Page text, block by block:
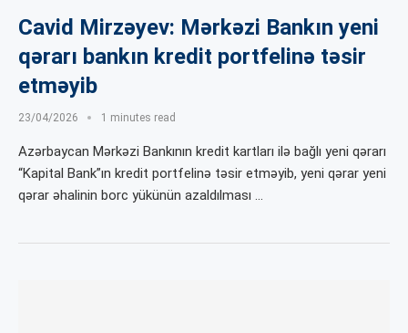
Cavid Mirzəyev: Mərkəzi Bankın yeni
qərarı bankın kredit portfelinə təsir
etməyib
23/04/2026 1 minutes read
Azərbaycan Mərkəzi Bankının kredit kartları ilə bağlı yeni qərarı
“Kapital Bank”ın kredit portfelinə təsir etməyib, yeni qərar yeni
qərar əhalinin borc yükünün azaldılması …